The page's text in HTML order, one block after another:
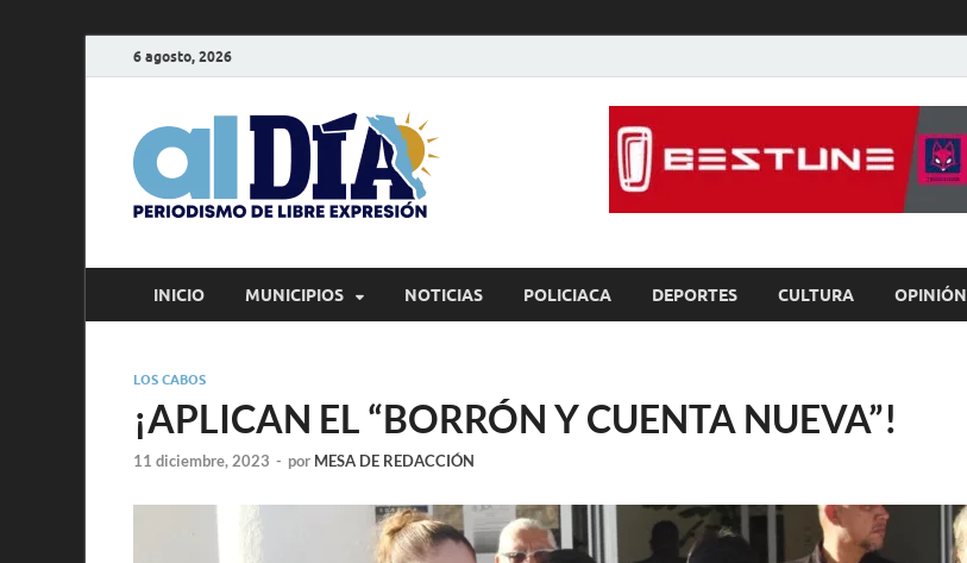
6 agosto, 2026
alDíaBCS
Periodismo de libre expresión
INICIO MUNICIPIOS NOTICIAS POLICIACA DEPORTES CULTURA OPINIÓN
LOS CABOS
¡APLICAN EL “BORRÓN Y CUENTA NUEVA”!
11 diciembre, 2023 - por MESA DE REDACCIÓN